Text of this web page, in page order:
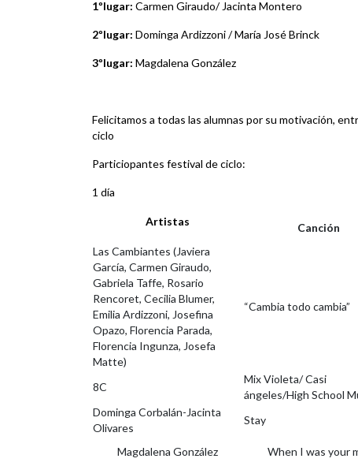
1ºlugar: Carmen Giraudo/ Jacinta Montero
2ºlugar: Dominga Ardizzoni / María José Brinck
3ºlugar: Magdalena González
Felicitamos a todas las alumnas por su motivación,
ciclo
Particiopantes festival de ciclo:
1 día
Artistas Canción
Las Cambiantes (Javiera
García, Carmen Giraudo,
Gabriela Taffe, Rosario
Rencoret, Cecilia Blumer,
Emilia Ardizzoni, Josefina
Opazo, Florencia Parada,
Florencia Ingunza, Josefa
Matte)
“Cambia todo cambia”
8C
Mix Violeta/ Casi
ángeles/High School
Dominga Corbalán-Jacinta
Olivares
Stay
Magdalena González When I was your